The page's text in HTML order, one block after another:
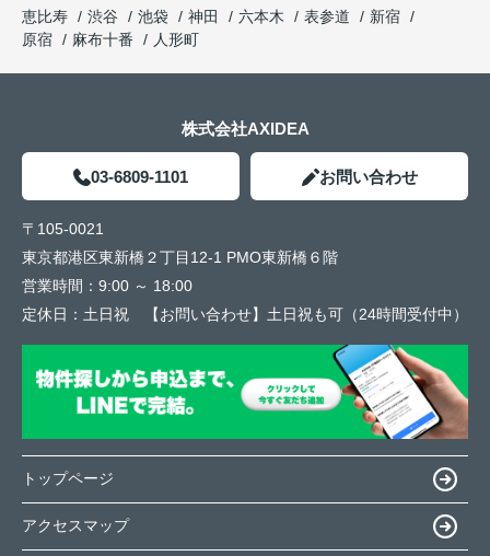
恵比寿
渋谷 池袋 神田 六本木 表参道
新宿
原宿
麻布十番 人形町
株式会社AXIDEA
03-6809-1101 お問い合わせ
〒105-0021
東京都港区東新橋２丁目12-1 PMO東新橋６階
営業時間： 9:00 ～ 18:00
定休日： 土日祝 【お問い合わせ】土日祝も可（24時間受付中）
トップページ
アクセスマップ